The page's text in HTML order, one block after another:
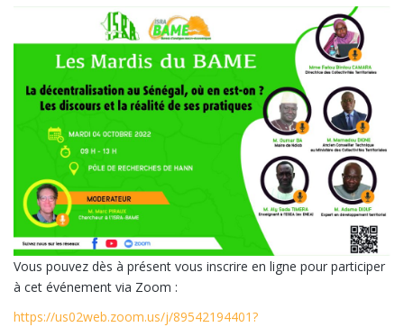
Vous pouvez dès à présent vous inscrire en ligne pour participer
à cet événement via Zoom :
https://us02web.zoom.us/j/89542194401?